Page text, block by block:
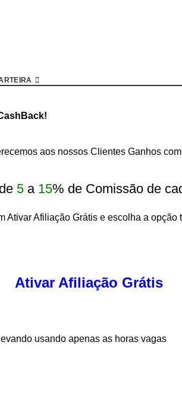
aos nossos Clientes Ganhos
5a 15% de Comissão de
Ativar Afiliação Grátis e escolha a opção
Ativar Afiliação Grátis
usando apenas as horas vagas